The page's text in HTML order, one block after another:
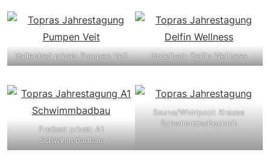
Hallenbad privat: Pumpen Veit Hotelbad: Delfin Wellness
Freibad privat: A1
Schwimmbadbau
Sauna/Whirlpool: Krause
Schwimmbadtechnik